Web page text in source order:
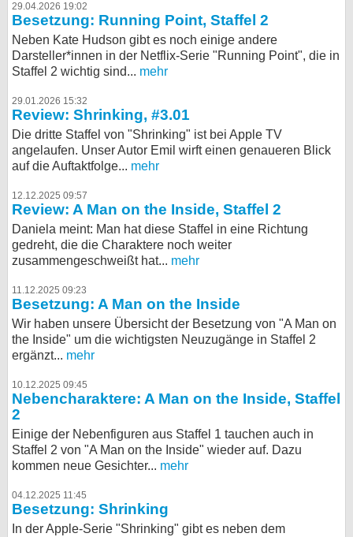
29.04.2026 19:02
Besetzung: Running Point, Staffel 2
Neben Kate Hudson gibt es noch einige andere
Darsteller*innen in der Netflix-Serie "Running Point", die in
Staffel 2 wichtig sind... mehr
29.01.2026 15:32
Review: Shrinking, #3.01
Die dritte Staffel von "Shrinking" ist bei Apple TV
angelaufen. Unser Autor Emil wirft einen genaueren Blick
auf die Auftaktfolge... mehr
12.12.2025 09:57
Review: A Man on the Inside, Staffel 2
Daniela meint: Man hat diese Staffel in eine Richtung
gedreht, die die Charaktere noch weiter
zusammengeschweißt hat... mehr
11.12.2025 09:23
Besetzung: A Man on the Inside
Wir haben unsere Übersicht der Besetzung von "A Man on
the Inside" um die wichtigsten Neuzugänge in Staffel 2
ergänzt... mehr
10.12.2025 09:45
Nebencharaktere: A Man on the Inside, Staffel
2
Einige der Nebenfiguren aus Staffel 1 tauchen auch in
Staffel 2 von "A Man on the Inside" wieder auf. Dazu
kommen neue Gesichter... mehr
04.12.2025 11:45
Besetzung: Shrinking
In der Apple-Serie "Shrinking" gibt es neben dem